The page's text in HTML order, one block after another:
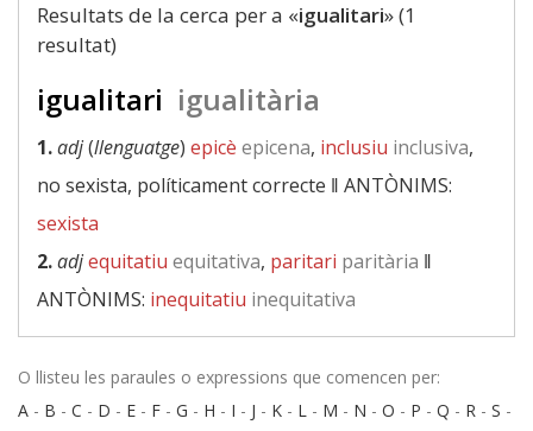
Resultats de la cerca per a «igualitari» (1
resultat)
igualitari igualitària
1.adj(llenguatge) epicè epicena, inclusiu inclusiva,
no sexista, políticament correcte ‖ ANTÒNIMS:
sexista
2.adjequitatiu equitativa, paritari paritària ‖
ANTÒNIMS: inequitatiu inequitativa
O llisteu les paraules o expressions que comencen per:
A - B - C - D - E - F - G - H - I - J - K - L - M - N - O - P - Q - R - S -